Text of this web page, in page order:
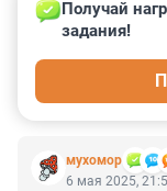
6 мая 2025,
Ремонт
нашего времени
мухомор
Получай
задания!
6 мая 2025,